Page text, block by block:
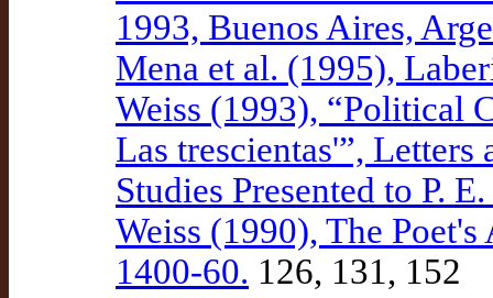
1993, Buenos Aires,
Mena et al. (1995),
Weiss (1993), “Political
Las trescientas'”,
Studies Presented to P.
Weiss (1990), The
1400-60. 126, 131, 152